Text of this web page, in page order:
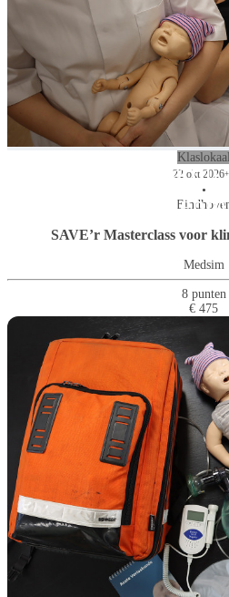
Klaslokaal
22 okt 2026
•
SAVE’r Masterclass voor
Medsim
8 punten
€ 475
Acute
Geboortezorg bij
Kraamvrouw in